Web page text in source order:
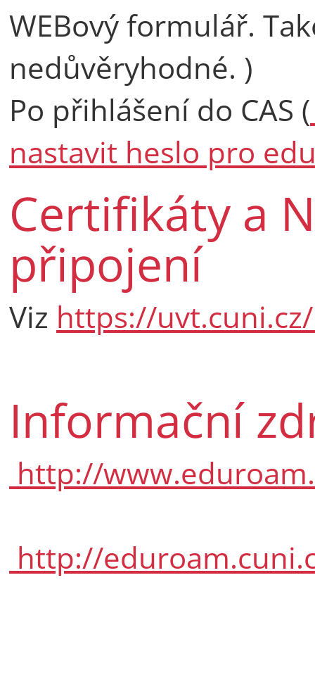
WEBový formulář.
nedůvěryhodné. )
Po přihlášení do CAS (
nastavit heslo pro
Certifikáty a
připojení
Viz https://
Informační
http://
http://